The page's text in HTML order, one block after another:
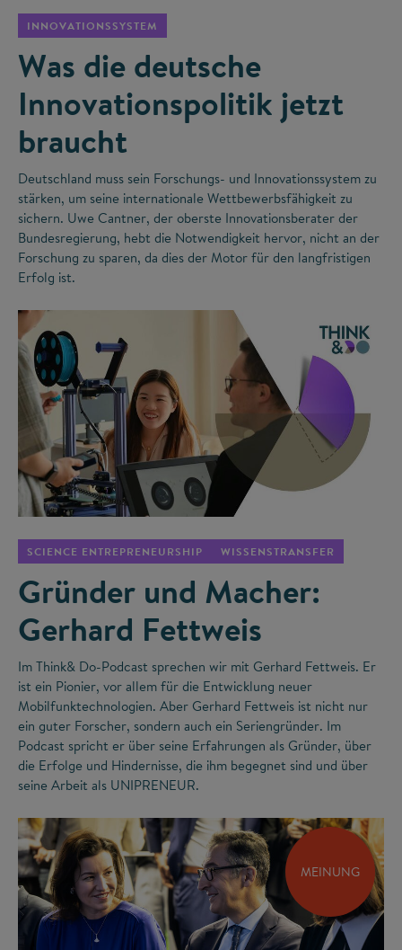
INNOVATIONSSYSTEM
Was die deutsche
Innovationspolitik jetzt
braucht
Deutschland muss sein Forschungs- und Innovationssystem zu
stärken, um seine internationale Wettbewerbsfähigkeit zu
sichern. Uwe Cantner, der oberste Innovationsberater der
Bundesregierung, hebt die Notwendigkeit hervor, nicht an der
Forschung zu sparen, da dies der Motor für den langfristigen
Erfolg ist.
SCIENCE ENTREPRENEURSHIP WISSENSTRANSFER
Gründer und Macher:
Gerhard Fettweis
Im Think& Do-Podcast sprechen wir mit Gerhard Fettweis. Er
ist ein Pionier, vor allem für die Entwicklung neuer
Mobilfunktechnologien. Aber Gerhard Fettweis ist nicht nur
ein guter Forscher, sondern auch ein Seriengründer. Im
Podcast spricht er über seine Erfahrungen als Gründer, über
die Erfolge und Hindernisse, die ihm begegnet sind und über
seine Arbeit als UNIPRENEUR.
MEINUNG